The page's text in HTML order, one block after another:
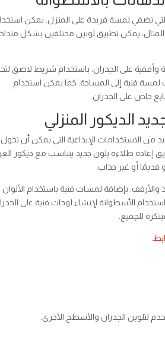
التي تضفي لمسة فريدة على المنزل. يمكن
يمكن تطبيق لونين مختلفين بشكل
على الجدران. باستخدام شريط لاصق
فنية إلى المساحة. كما يمكن استخدام
خاص على الجدران.
الديكور المنزلي
من الاستخدامات الإبداعية التي يمكن أن
إعادة طلاءه بلون جديد يتناسب مع ديكور
قديمًا أو غير جذاب.
بإضافة لمسات فنية باستخدام الألوان
الأسطوانة لإنشاء لوحات فنية على
للجميع.
.
لتلوين الجدران والأسطح الأخرى.